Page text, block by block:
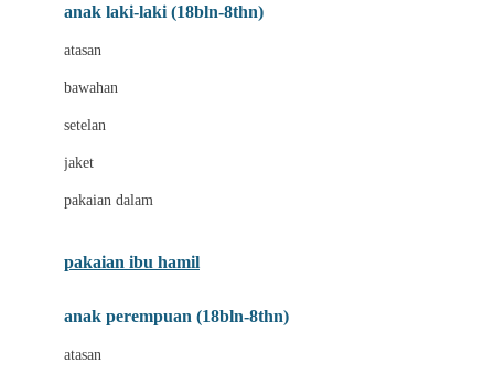
C
Cottonseeds
Crane
anak laki-laki (18bln-8thn)
atasan
bawahan
setelan
jaket
pakaian dalam
pakaian ibu hamil
anak perempuan (18bln-8thn)
atasan